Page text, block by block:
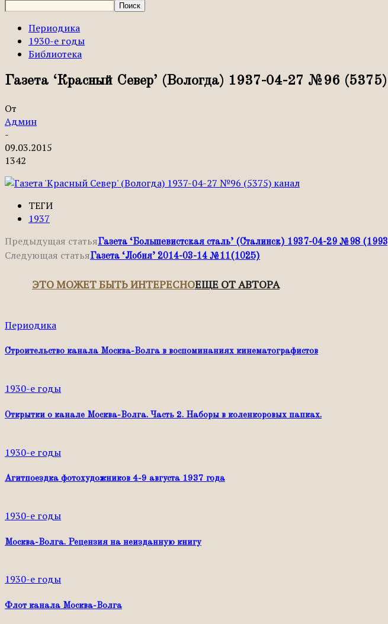
Периодика
1930-е годы
Библиотека
Газета ‘Красный Север’ (Вологда) 1937-04-27 №96 (5375)
От
Админ
-
09.03.2015
1342
ТЕГИ
1937
Предыдущая статьяГазета ‘Большевистская сталь’ (Сталинск) 1937-04-29 №98
Следующая статьяГазета ‘Лобня’ 2014-03-14 №11(1025)
ЭТО МОЖЕТ БЫТЬ ИНТЕРЕСНОЕЩЕ ОТ АВТОРА
Периодика
Строительство канала Москва-Волга в воспоминаниях кинематографистов
1930-е годы
Открытки о канале Москва-Волга. Часть 2. Наборы в коленкоровых папках.
1930-е годы
Агитпоездка фотохудожников 4-9 августа 1937 года
1930-е годы
Москва-Волга. Рецензия на неизданную книгу
1930-е годы
Флот канала Москва-Волга